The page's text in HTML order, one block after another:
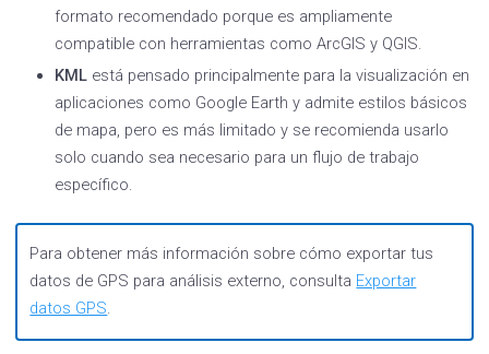
formato recomendado porque es ampliamente
compatible con herramientas como ArcGIS y QGIS.
KML está pensado principalmente para la visualización en
aplicaciones como Google Earth y admite estilos básicos
de mapa, pero es más limitado y se recomienda usarlo
solo cuando sea necesario para un flujo de trabajo
específico.
Para obtener más información sobre cómo exportar tus
datos de GPS para análisis externo, consulta Exportar
datos GPS.